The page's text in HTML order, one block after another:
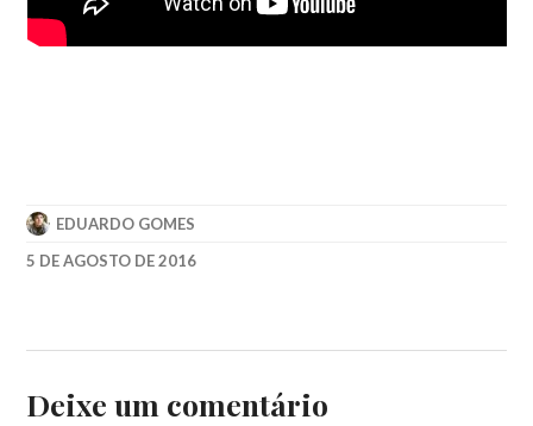
EDUARDO GOMES
5 DE AGOSTO DE 2016
Deixe um comentário